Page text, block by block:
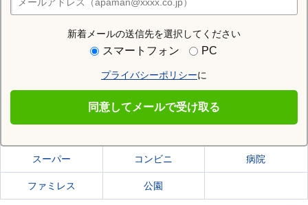
新着メールの送信先を選択してください
スマートフォン PC
プライバシーポリシーに
同意してメールで受け取る
店舗検索
住む街研究所で高崎市の情報を見る
高崎市の施設一覧
スーパー コンビニ 病院
ファミレス 公園